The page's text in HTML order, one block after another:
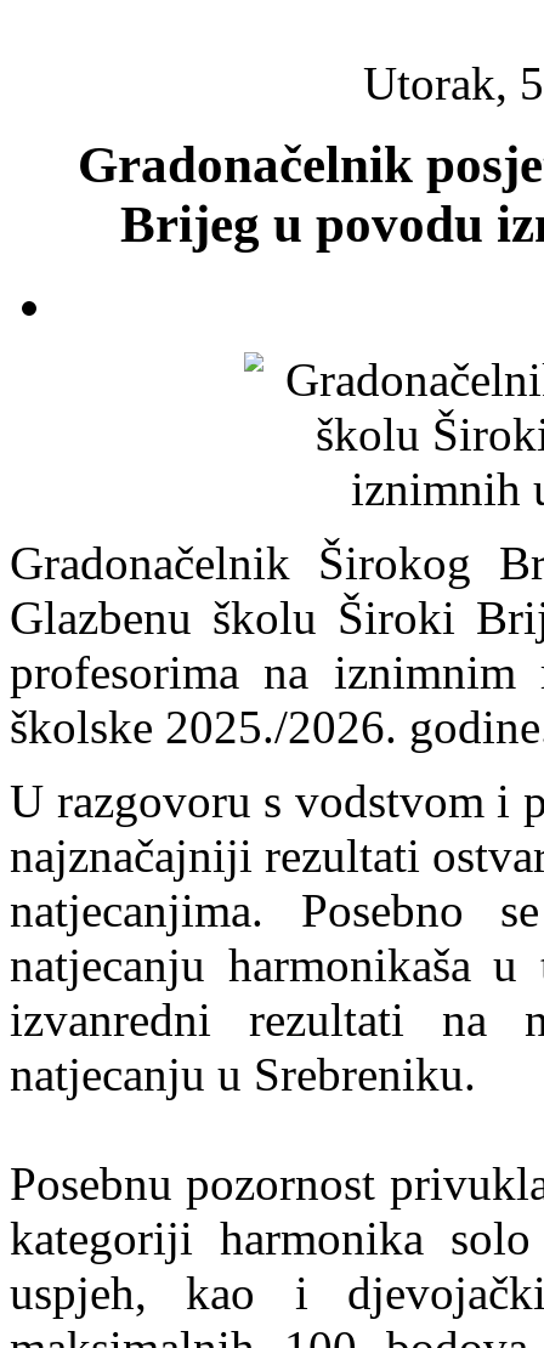
Utorak,
Gradonačelnik
Brijeg u povodu
Gradonačelnik Širokog
Glazbenu školu Široki
profesorima na iznimnim
školske 2025./2026.
U razgovoru s vodstvom i
najznačajniji rezultati
natjecanjima. Posebno
natjecanju harmonikaša
izvanredni rezultati na
natjecanju u Srebreniku.
Posebnu pozornost
kategoriji harmonika
uspjeh, kao i